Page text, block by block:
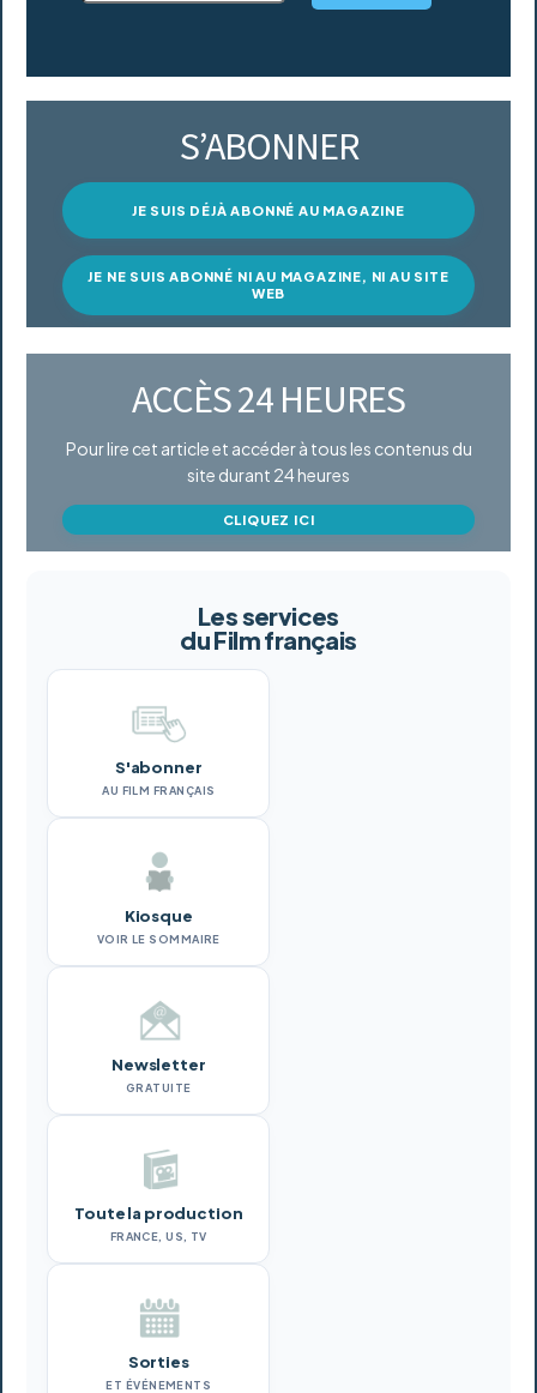
S’ABONNER
JE SUIS DÉJÀ ABONNÉ AU MAGAZINE
JE NE SUIS ABONNÉ NI AU MAGAZINE, NI AU SITE
WEB
ACCÈS 24 HEURES
Pour lire cet article et accéder à tous les contenus du
site durant 24 heures
CLIQUEZ ICI
Les services
du Film français
S'abonner
AU FILM FRANÇAIS
Kiosque
VOIR LE SOMMAIRE
Newsletter
GRATUITE
Toute la production
FRANCE, US, TV
Sorties
ET ÉVÉNEMENTS